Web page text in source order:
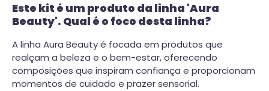
Este kit é um produto da linha 'Aura
Beauty'. Qual é o foco desta linha?
A linha Aura Beauty é focada em produtos que
realçam a beleza e o bem-estar, oferecendo
composições que inspiram confiança e proporcionam
momentos de cuidado e prazer sensorial.